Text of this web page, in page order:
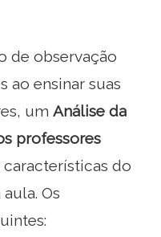
de observação
ao ensinar suas
um Análise da
professores
características do
Os